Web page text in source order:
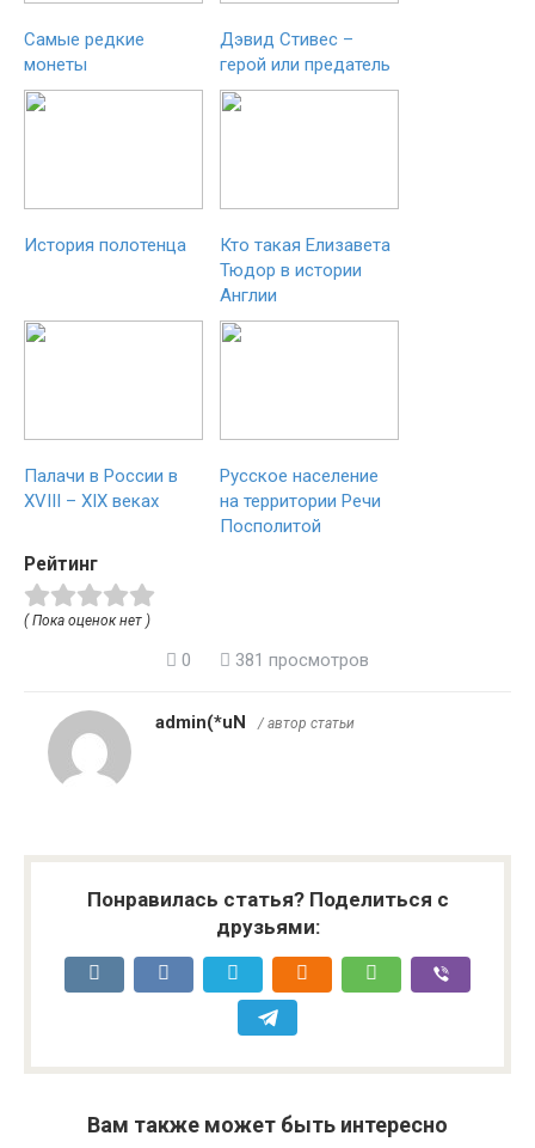
Самые редкие
монеты
Дэвид Стивес –
герой или предатель
История полотенца
Кто такая Елизавета
Тюдор в истории
Англии
Палачи в России в
XVIII – XIX веках
Русское население
на территории Речи
Посполитой
Рейтинг
( Пока оценок нет )
0 381 просмотров
admin(*uN / автор статьи
Понравилась статья? Поделиться с
друзьями:
Вам также может быть интересно